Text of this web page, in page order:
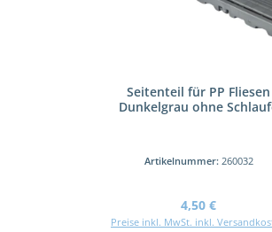
Seitenteil für PP Fliesen
Dunkelgrau ohne
Artikelnummer: 260032
Regulärer Preis:
4,50 €
Preise inkl. MwSt. inkl.